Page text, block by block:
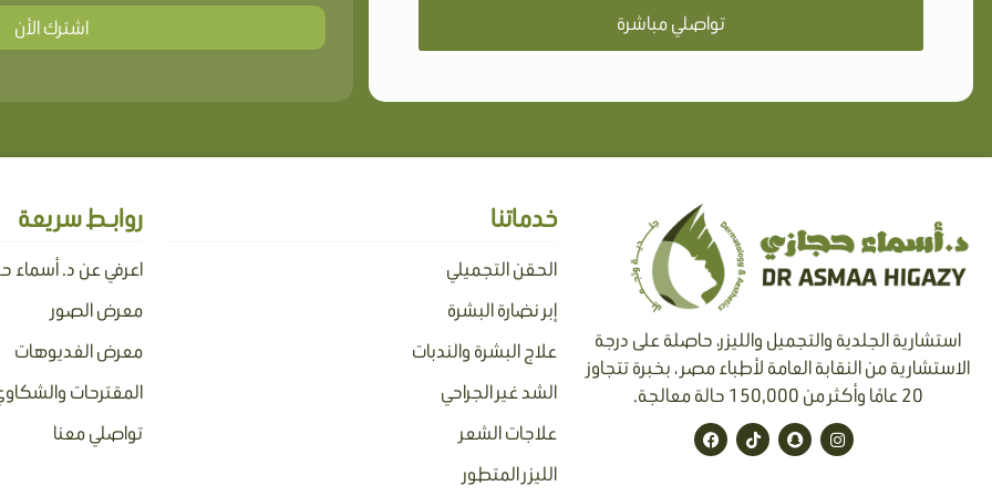
تواصلي مباشرة اشترك الأن
استشارية الجلدية والتجميل والليزر، حاصلة على درجة
الاستشارية من النقابة العامة لأطباء مصر ، بخبرة تتجاوز
20 عامًا وأكثر من 150,000 حالة معالجة.
I
n
s
S
n
a
T
i
k
F
a
c
خدماتنا
الحقن التجميلي
إبر نضارة البشرة
علاج البشرة والندبات
الشد غير الجراحي
علاجات الشعر
الليزر المتطور
روابـط سريعة
اعرفي عن د. أسماء
معرض الصور
معرض الفديوهات
المقترحات
تواصلي معنا